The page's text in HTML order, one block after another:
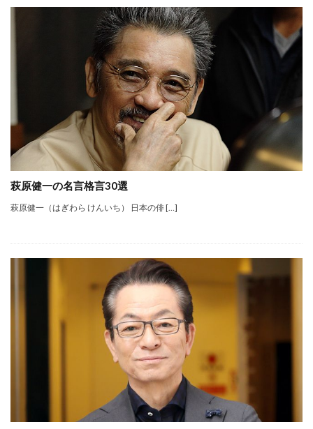
萩原健一の名言格言30選
萩原健一（はぎわら けんいち） 日本の俳 […]